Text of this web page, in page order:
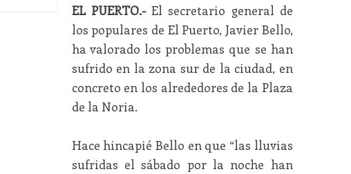
EL PUERTO.-El secretario general de
los populares de El Puerto, Javier Bello,
ha valorado los problemas que se han
sufrido en la zona sur de la ciudad, en
concreto en los alrededores de la Plaza
de la Noria.
Hace hincapié Bello en que “las lluvias
sufridas el sábado por la noche han